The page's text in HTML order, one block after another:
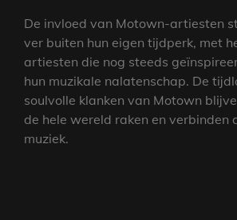
De invloed van Motown-artiesten
ver buiten hun eigen tijdperk, met
artiesten die nog steeds
hun muzikale nalatenschap. De
soulvolle klanken van Motown
de hele wereld raken en verbinden
muziek.